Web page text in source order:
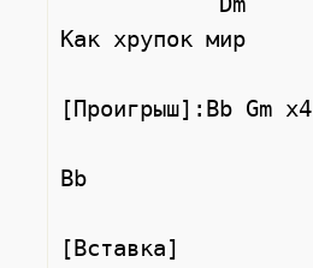
Как хрупок мир
[Проигрыш]:Bb Gm x4
Bb
[Вставка]